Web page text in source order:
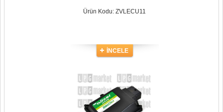
Ürün Kodu: ZVLECU11
İNCELE